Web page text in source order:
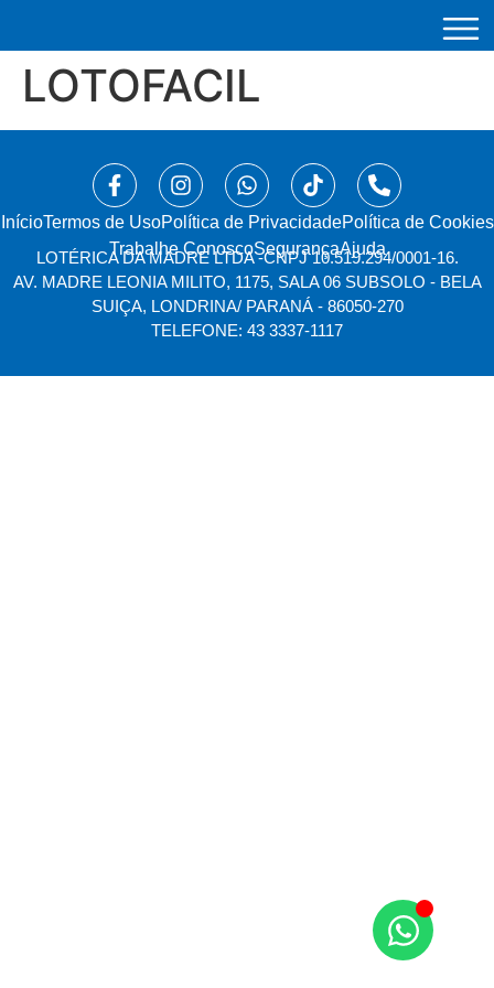
LOTOFACIL
Início⁠Termos de UsoPolítica de PrivacidadePolítica de Cookies
Trabalhe ConoscoSegurançaAjuda
LOTÉRICA DA MADRE LTDA -CNPJ 10.519.294/0001-16.
AV. MADRE LEONIA MILITO, 1175, SALA 06 SUBSOLO - BELA
SUIÇA, LONDRINA/ PARANÁ - 86050-270
TELEFONE: 43 3337-1117